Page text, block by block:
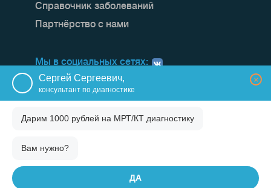
Справочник заболеваний
Партнёрство с нами
Мы в социальных сетях:
×
Сергей Сергеевич,
консультант по диагностике
Дарим 1000 рублей на МРТ/КТ диагностику
Вам нужно?
ДА